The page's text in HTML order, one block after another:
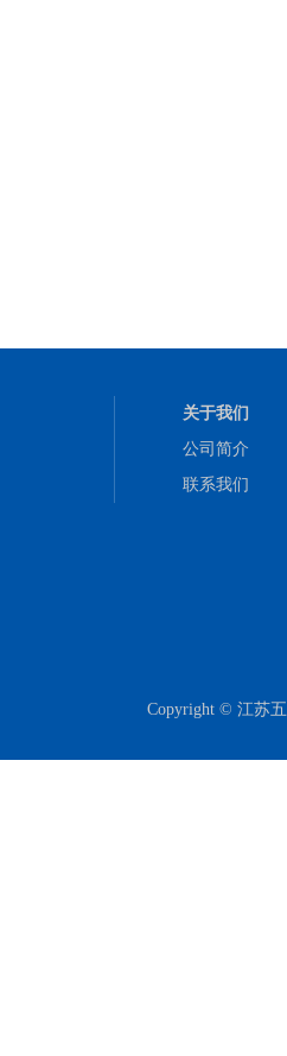
关于我们
公司简介
联系我们
Copyright © 江苏